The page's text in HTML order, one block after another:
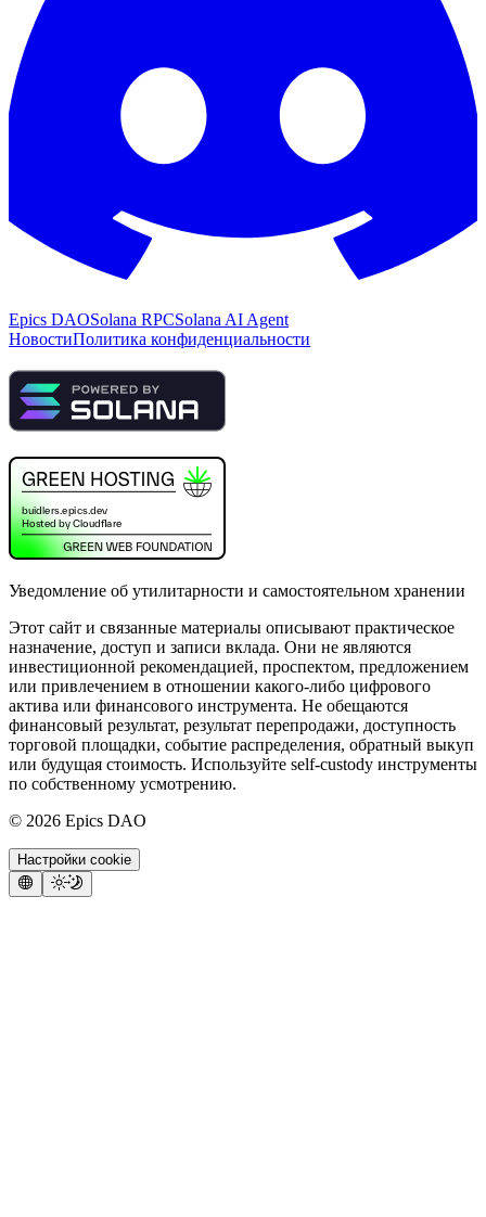
Epics DAOSolana RPCSolana AI Agent
НовостиПолитика конфиденциальности
Уведомление об утилитарности и самостоятельном хранении
Этот сайт и связанные материалы описывают практическое
назначение, доступ и записи вклада. Они не являются
инвестиционной рекомендацией, проспектом, предложением
или привлечением в отношении какого-либо цифрового
актива или финансового инструмента. Не обещаются
финансовый результат, результат перепродажи, доступность
торговой площадки, событие распределения, обратный выкуп
или будущая стоимость. Используйте self-custody инструменты
по собственному усмотрению.
© 2026 Epics DAO
Настройки cookie